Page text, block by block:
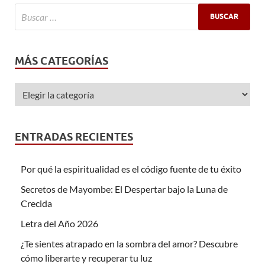
MÁS CATEGORÍAS
ENTRADAS RECIENTES
Por qué la espiritualidad es el código fuente de tu éxito
Secretos de Mayombe: El Despertar bajo la Luna de
Crecida
Letra del Año 2026
¿Te sientes atrapado en la sombra del amor? Descubre
cómo liberarte y recuperar tu luz